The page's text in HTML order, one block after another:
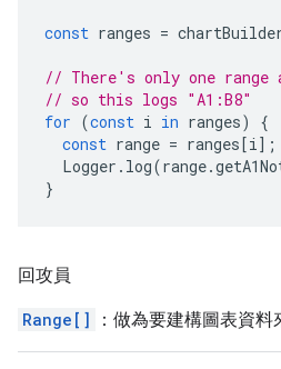
const ranges =
// There's only one
// so this logs "A1:B8"
for (const i in ranges)
{
const range = ranges[i];
Logger . log(range.
}
回攻員
Range[] ：做為要建構圖表資料